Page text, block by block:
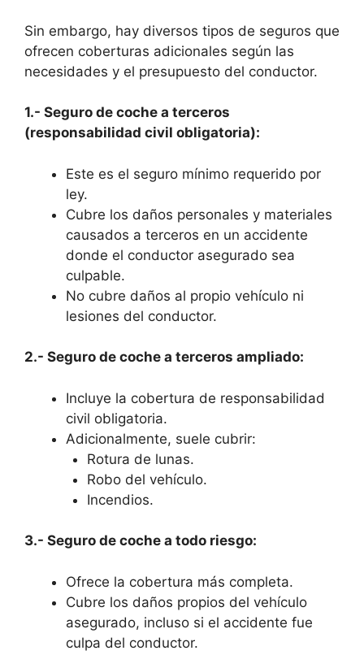
Sin embargo, hay diversos tipos de seguros que
ofrecen coberturas adicionales según las
necesidades y el presupuesto del conductor.
1.- Seguro de coche a terceros
(responsabilidad civil obligatoria):
Este es el seguro mínimo requerido por
ley.
Cubre los daños personales y materiales
causados a terceros en un accidente
donde el conductor asegurado sea
culpable.
No cubre daños al propio vehículo ni
lesiones del conductor.
2.- Seguro de coche a terceros ampliado:
Incluye la cobertura de responsabilidad
civil obligatoria.
Adicionalmente, suele cubrir:
Rotura de lunas.
Robo del vehículo.
Incendios.
3.- Seguro de coche a todo riesgo:
Ofrece la cobertura más completa.
Cubre los daños propios del vehículo
asegurado, incluso si el accidente fue
culpa del conductor.